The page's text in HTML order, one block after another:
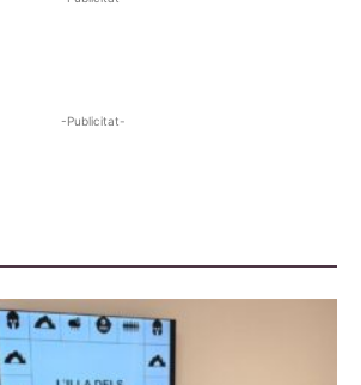
-Publicitat-